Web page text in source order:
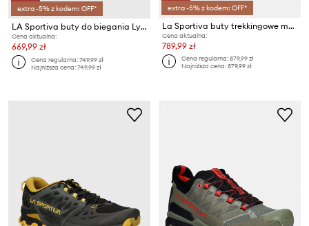
extra -5% z kodem: OFF*
LA Sportiva buty do biegania Lycan II
Cena aktualna:
669,99 zł
Cena regularna:749,99 zł
Najniższa cena:749,99 zł
extra -5% z kodem: OFF*
La Sportiva buty trekkingowe męskie Prodigio Max
Cena aktualna:
789,99 zł
Cena regularna:879,99 zł
Najniższa cena:879,99 zł